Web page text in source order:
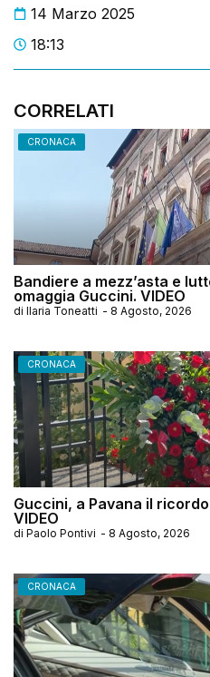
14 Marzo 2025
18:13
CORRELATI
CRONACA
Bandiere a mezz’asta e
omaggia Guccini. VIDEO
di Ilaria Toneatti - 8 Agosto, 2026
CRONACA
Guccini, a Pavana il
VIDEO
di Paolo Pontivi - 8 Agosto, 2026
CRONACA